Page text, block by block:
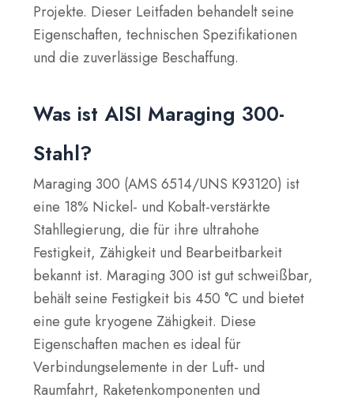
Projekte. Dieser Leitfaden behandelt seine
Eigenschaften, technischen Spezifikationen
und die zuverlässige Beschaffung.
Was ist AISI Maraging 300-
Stahl?
Maraging 300 (AMS 6514/UNS K93120) ist
eine 18% Nickel- und Kobalt-verstärkte
Stahllegierung, die für ihre ultrahohe
Festigkeit, Zähigkeit und Bearbeitbarkeit
bekannt ist. Maraging 300 ist gut schweißbar,
behält seine Festigkeit bis 450 °C und bietet
eine gute kryogene Zähigkeit. Diese
Eigenschaften machen es ideal für
Verbindungselemente in der Luft- und
Raumfahrt, Raketenkomponenten und